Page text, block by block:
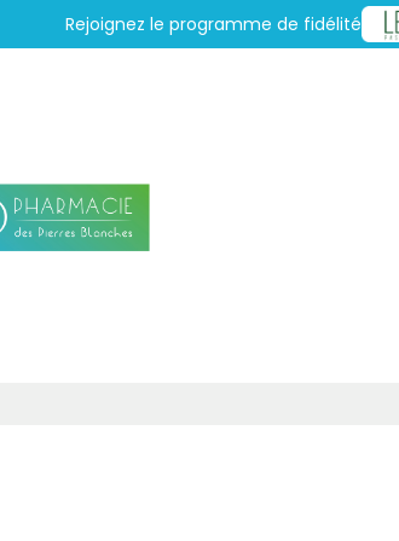
Rejoignez le programme de fidélité